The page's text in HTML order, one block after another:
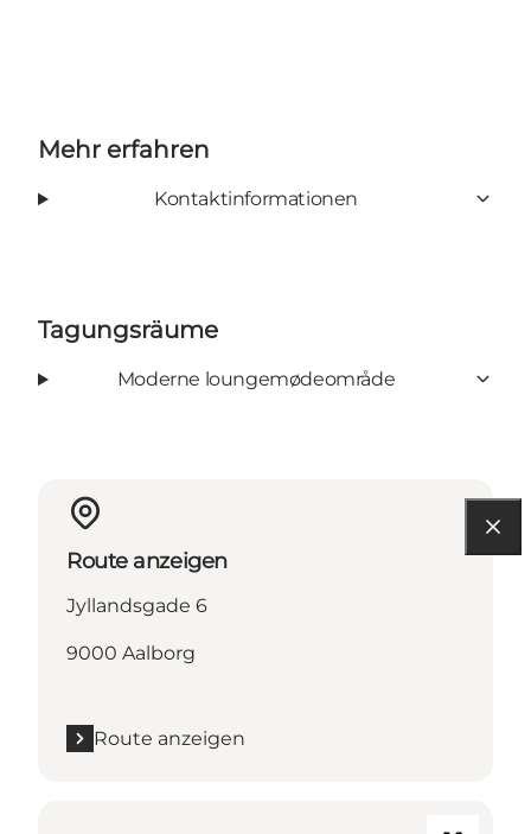
Mehr erfahren
Kontaktinformationen
Tagungsräume
Moderne loungemødeområde
Route anzeigen
Jyllandsgade 6
9000 Aalborg
Route anzeigen